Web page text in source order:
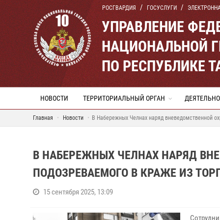
РОСГВАРДИЯ ГОСУСЛУГИ
УПРАВЛЕНИЕ
НАЦИОНАЛЬНОЙ
ПО РЕСПУБЛИКЕ
НОВОСТИ ТЕРРИТОРИАЛЬНЫЙ ОРГАН
Главная Новости В Набережных Челнах наряд вневедомственной
В НАБЕРЕЖНЫХ ЧЕЛНАХ НАРЯД
ПОДОЗРЕВАЕМОГО В КРАЖЕ ИЗ
15 сентября 2025, 13:09